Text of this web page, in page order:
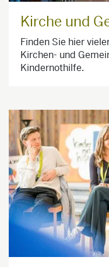
Kirche und
Finden Sie hier
Kirchen- und
Kindernothilfe.